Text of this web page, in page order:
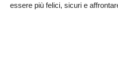
essere più felici, sicuri e